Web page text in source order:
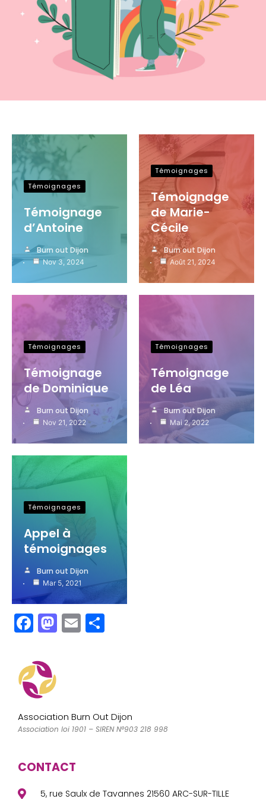
Témoignages
Témoignage
d’Antoine
Burn out Dijon
Nov 3, 2024
Témoignages
Témoignage
de Marie-
Cécile
Burn out Dijon
Août 21, 2024
Témoignages
Témoignage
de Dominique
Burn out Dijon
Nov 21, 2022
Témoignages
Témoignage
de Léa
Burn out Dijon
Mai 2, 2022
Témoignages
Appel à
témoignages
Burn out Dijon
Mar 5, 2021
F
a
c
e
b
o
o
k
M
a
o
n
E
m
er
Association Burn Out Dijon
Association loi 1901 – SIREN N°903 218 998
CONTACT
5, rue Saulx de Tavannes 21560 ARC-SUR-TILLE